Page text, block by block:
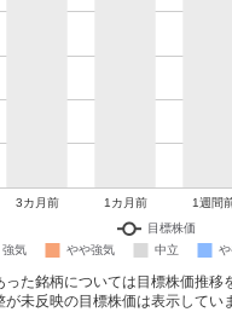
った銘柄については目標株価推移
未反映の目標株価は表示してい